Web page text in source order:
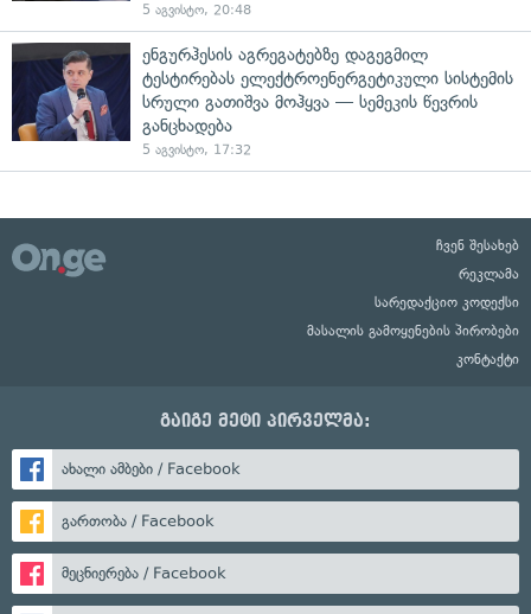
5 აგვისტო, 20:48
ენგურჰესის აგრეგატებზე დაგეგმილ
ტესტირებას ელექტროენერგეტიკული სისტემის
სრული გათიშვა მოჰყვა — სემეკის წევრის
განცხადება
5 აგვისტო, 17:32
ჩვენ შესახებ
რეკლამა
სარედაქციო კოდექსი
მასალის გამოყენების პირობები
კონტაქტი
გაიგე მეტი პირველმა:
ახალი ამბები / Facebook
გართობა / Facebook
მეცნიერება / Facebook